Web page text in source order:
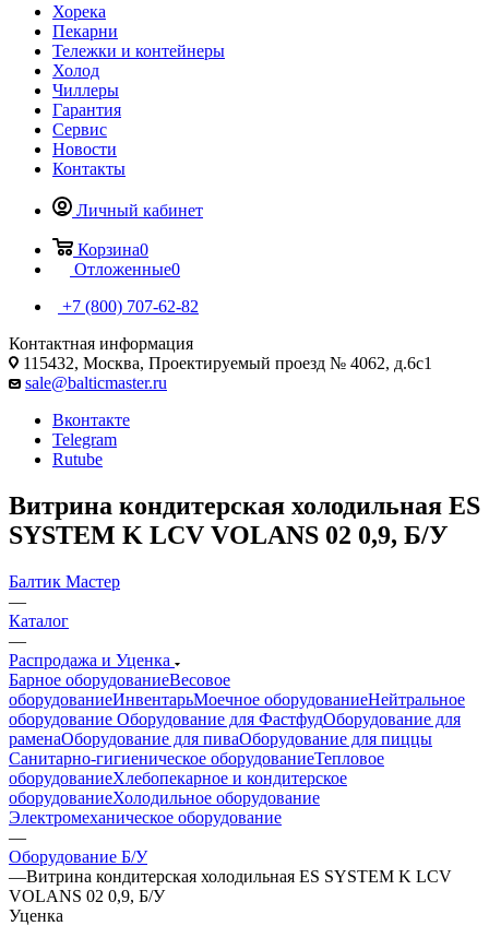
Хорека
Пекарни
Тележки и контейнеры
Холод
Чиллеры
Гарантия
Сервис
Новости
Контакты
Личный кабинет
Корзина0
Отложенные0
+7 (800) 707-62-82
Контактная информация
115432, Москва, Проектируемый проезд № 4062, д.6с1
sale@balticmaster.ru
Вконтакте
Telegram
Rutube
Витрина кондитерская холодильная ES
SYSTEM K LCV VOLANS 02 0,9, Б/У
Балтик Мастер
—
Каталог
—
Распродажа и Уценка
Барное оборудованиеВесовое
оборудованиеИнвентарьМоечное оборудованиеНейтральное
оборудование Оборудование для ФастфудОборудование для
раменаОборудование для пиваОборудование для пиццы
Санитарно-гигиеническое оборудованиеТепловое
оборудованиеХлебопекарное и кондитерское
оборудованиеХолодильное оборудование
Электромеханическое оборудование
—
Оборудование Б/У
—Витрина кондитерская холодильная ES SYSTEM K LCV
VOLANS 02 0,9, Б/У
Уценка